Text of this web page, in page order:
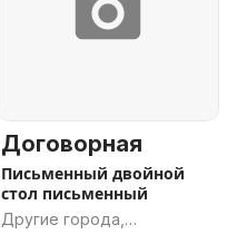
Договорная
Письменный двойной
стол письменный
Другие города,